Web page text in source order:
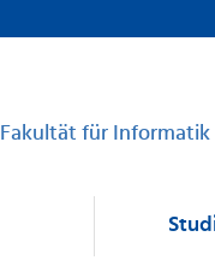
Fakultät für